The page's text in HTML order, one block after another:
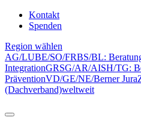
Kontakt
Spenden
Region wählen
AG/LUBE/SO/FRBS/BL:
IntegrationGRSG/AR/AISH/TG:
PräventionVD/GE/NE/Berner Jura
(Dachverband)weltweit